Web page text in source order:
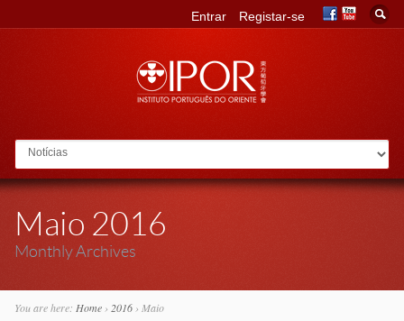
Go to:
Entrar Registar-se
Maio 2016
Monthly Archives
You are here: Home› 2016› Maio